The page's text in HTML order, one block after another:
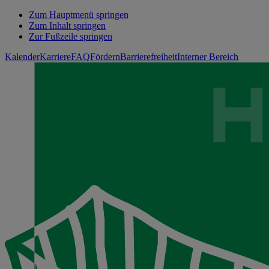
Zum Hauptmenü springen
Zum Inhalt springen
Zur Fußzeile springen
KalenderKarriereFAQFördernBarrierefreiheitInterner Bereich